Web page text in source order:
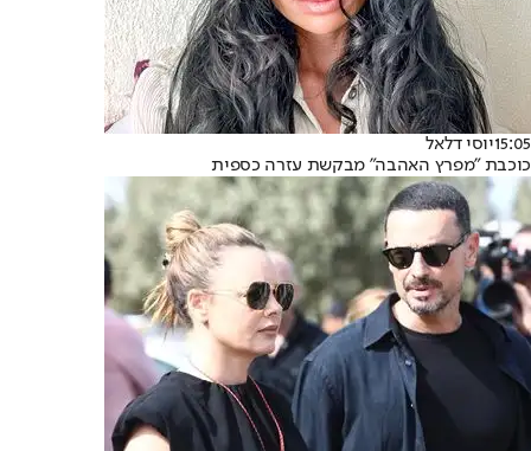
15:05יוסי דלאל
כוכבת "מפרץ האהבה" מבקשת עזרה כספית